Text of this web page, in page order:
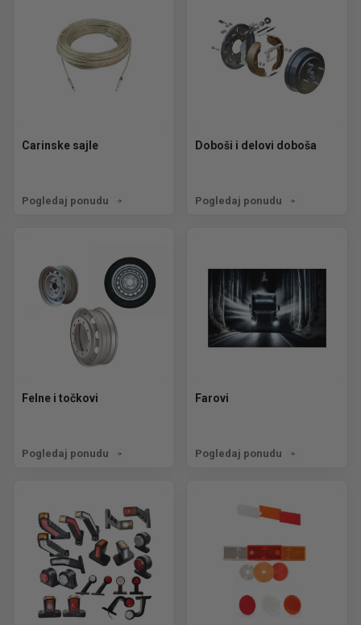
Carinske sajle
Pogledaj ponudu
Doboši i delovi doboša
Pogledaj ponudu
Felne i točkovi
Pogledaj ponudu
Farovi
Pogledaj ponudu